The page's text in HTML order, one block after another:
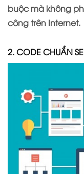
buộc mà không
công trên Internet.
2. CODE CHUẨN